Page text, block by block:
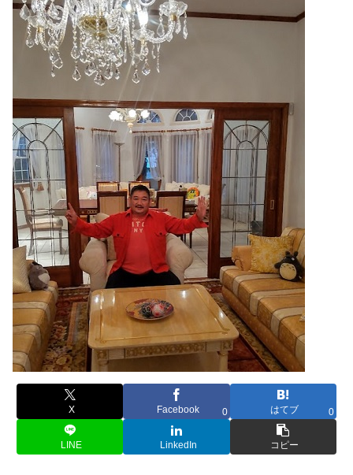
X Facebook 0 はてブ 0
LINE LinkedIn コピー